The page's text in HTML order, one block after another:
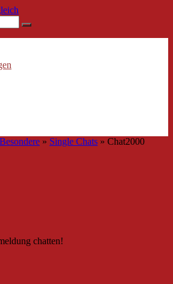
Besondere » Single Chats » Chat2000
chatten!